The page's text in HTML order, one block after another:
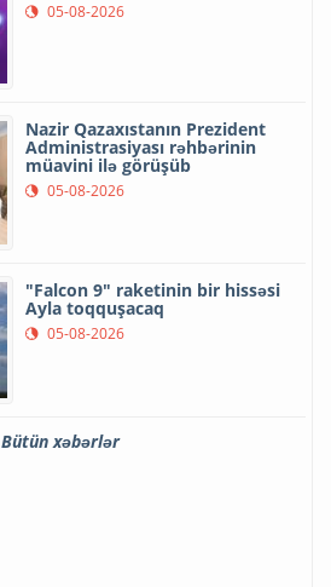
05-08-2026
Nazir Qazaxıstanın Prezident
Administrasiyası rəhbərinin
müavini ilə görüşüb
05-08-2026
"Falcon 9" raketinin bir hissəsi
Ayla toqquşacaq
05-08-2026
Bütün xəbərlər